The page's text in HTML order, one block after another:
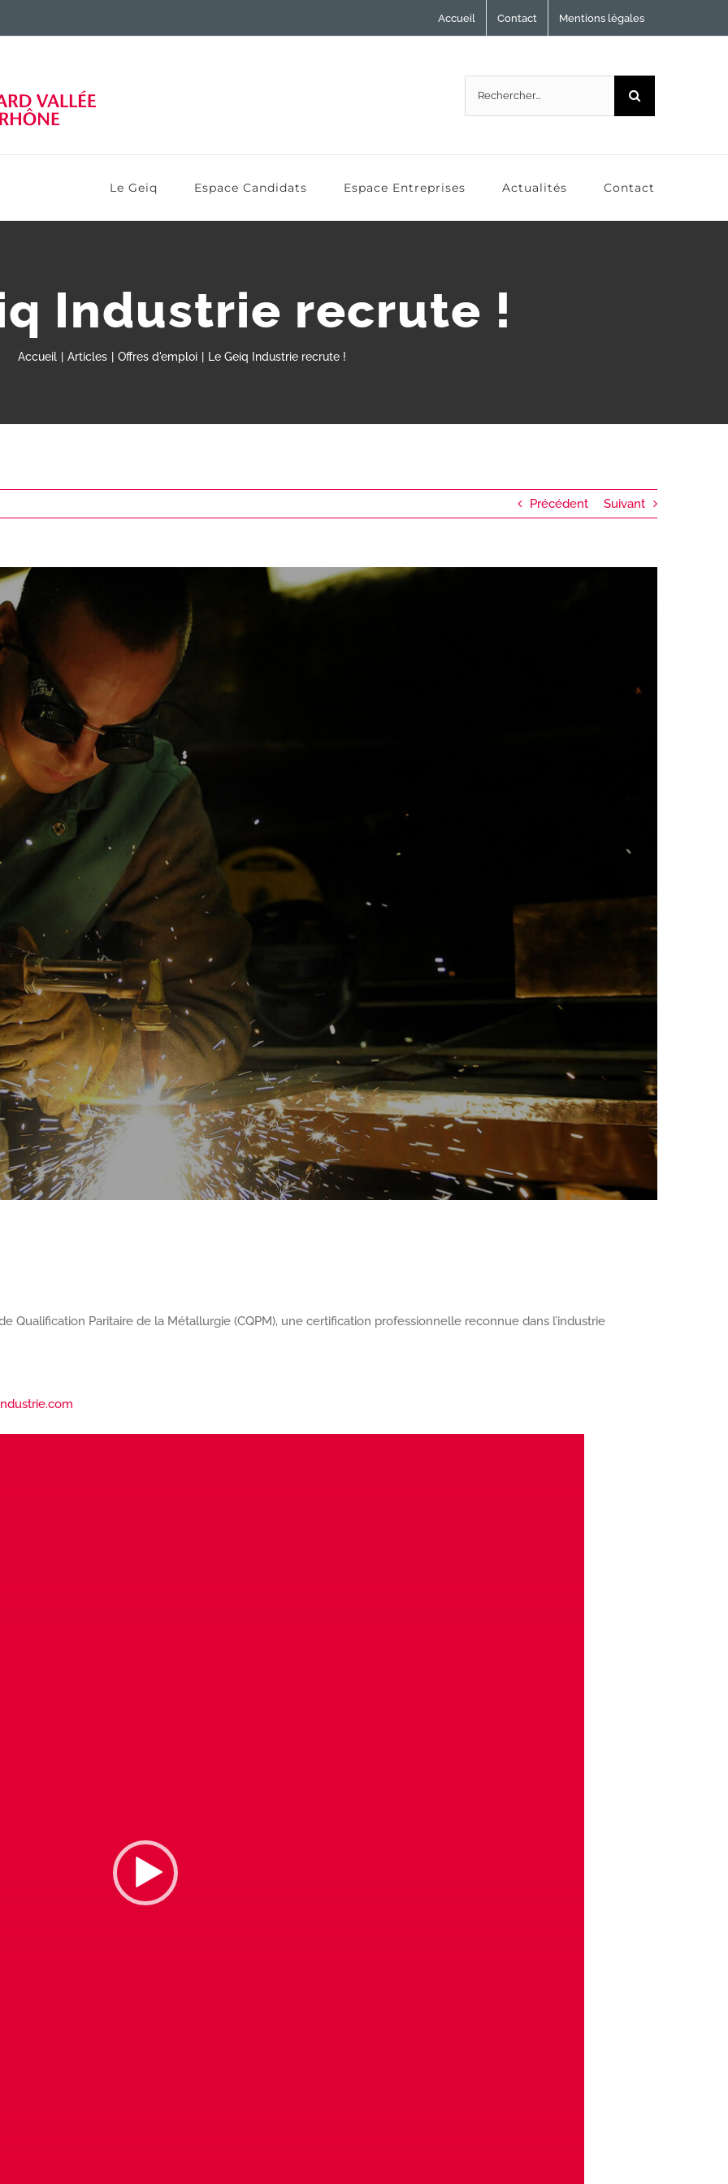
Accueil Contact Mentions légales
Rechercher:
Le Geiq Espace Candidats Espace Entreprises Actualités Contact
Industrie recrute !
Accueil Articles Offres d'emploi Le Geiq Industrie recrute !
Précédent Suivant
Qualification Paritaire de la Métallurgie (CQPM), une certification professionnelle reconnue dans l’industrie